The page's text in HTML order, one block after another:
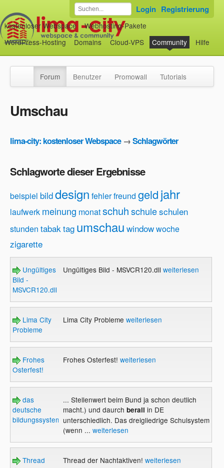
kostenloser Webspace
Webhosting-Pakete
WordPress-Hosting
Domains Cloud-VPS Community Hilfe
Login Registrierung
Forum Benutzer Promowall Tutorials
Umschau
lima-city: kostenloser Webspace→Schlagwörter
Schlagworte dieser Ergebnisse
beispiel bilddesign fehlerfreund geldjahr
laufwerk meinung monatschuhschuleschulen
stunden tabaktag umschau windowwoche
zigarette
Ungültiges
Bild -
MSVCR120.dll
Ungültiges Bild - MSVCR120.dll weiterlesen
Lima City
Probleme
Lima City Probleme weiterlesen
Frohes
Osterfest!
Frohes Osterfest! weiterlesen
das
deutsche
bildungssystem
... Stellenwert beim Bund ja schon deutlich
macht.) und daurch berall in DE
unterschiedlich. Das dreigliedrige Schulsystem
(wenn ... weiterlesen
Thread
Thread der Nachtaktiven! weiterlesen